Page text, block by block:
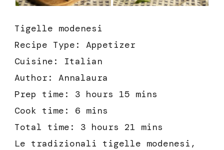
Tigelle modenesi
Recipe Type : Appetizer
Cuisine: Italian
Author: Annalaura
Prep time: 3 hours 15 mins
Cook time: 6 mins
Total time: 3 hours 21 mins
Le tradizionali tigelle modenesi,